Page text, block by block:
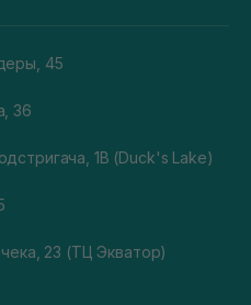
45
36
1В (Duck's Lake)
23 (ТЦ Экватор)